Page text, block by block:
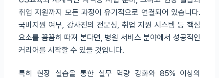
취업 지원까지 모든 과정이 유기적으로 연결되어 있습니다.
국비지원 여부, 강사진의 전문성, 취업 지원 시스템 등 핵심
요소를 꼼꼼히 따져 본다면, 병원 서비스 분야에서 성공적인
커리어를 시작할 수 있을 것입니다.
특히 현장 실습을 통한 실무 역량 강화와 85% 이상의